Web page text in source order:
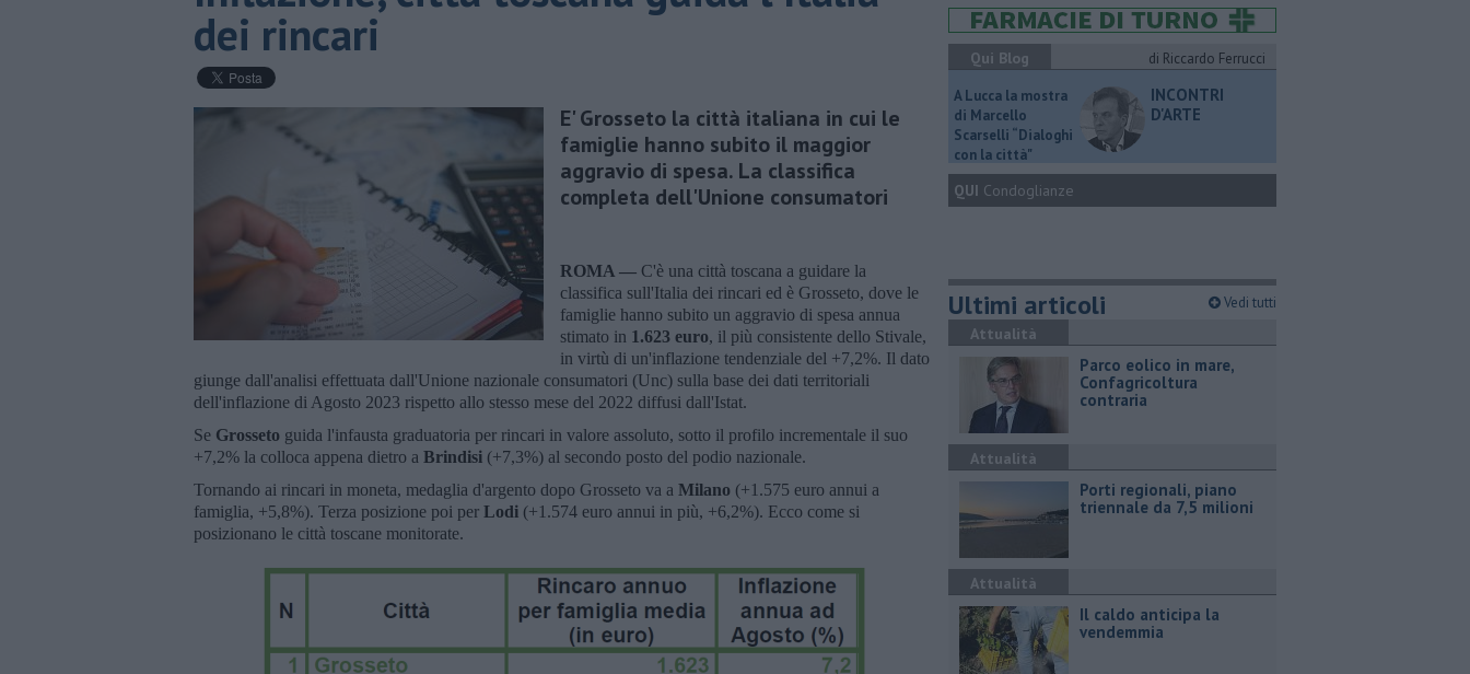
dei rincari
E' Grosseto la città italiana in cui le
famiglie hanno subito il maggior
aggravio di spesa. La classifica
completa dell'Unione consumatori
ROMA — C'è una città toscana a guidare la
classifica sull'Italia dei rincari ed è Grosseto, dove le
famiglie hanno subito un aggravio di spesa annua
stimato in 1.623 euro, il più consistente dello Stivale,
in virtù di un'inflazione tendenziale del +7,2%. Il dato
giunge dall'analisi effettuata dall'Unione nazionale consumatori (Unc) sulla base dei dati territoriali
dell'inflazione di Agosto 2023 rispetto allo stesso mese del 2022 diffusi dall'Istat.
Se Grosseto guida l'infausta graduatoria per rincari in valore assoluto, sotto il profilo incrementale il suo
+7,2% la colloca appena dietro a Brindisi (+7,3%) al secondo posto del podio nazionale.
Tornando ai rincari in moneta, medaglia d'argento dopo Grosseto va a Milano (+1.575 euro annui a
famiglia, +5,8%). Terza posizione poi per Lodi (+1.574 euro annui in più, +6,2%). Ecco come si
posizionano le città toscane monitorate.
Qui Blog
di Riccardo Ferrucci
A Lucca la mostra
di Marcello
Scarselli “Dialoghi
con la città"
INCONTRI
D'ARTE
QUI Condoglianze
Ultimi articoli Vedi tutti
Attualità
Parco eolico in mare,
Confagricoltura
contraria
Attualità
Porti regionali, piano
triennale da 7,5 milioni
Attualità
Il caldo anticipa la
vendemmia